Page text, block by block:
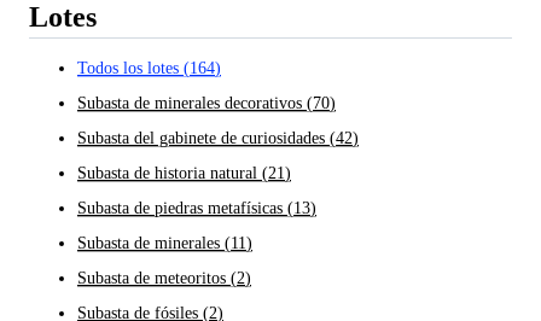
Lotes
Todos los lotes (164)
Subasta de minerales decorativos (70)
Subasta del gabinete de curiosidades (42)
Subasta de historia natural (21)
Subasta de piedras metafísicas (13)
Subasta de minerales (11)
Subasta de meteoritos (2)
Subasta de fósiles (2)